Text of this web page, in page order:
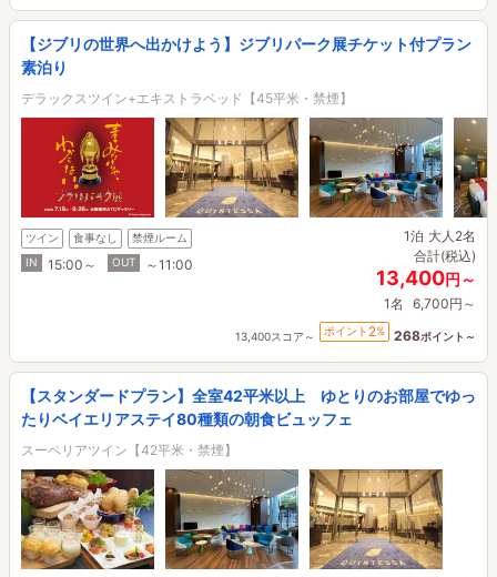
【ジブリの世界へ出かけよう】ジブリパーク展チケット付プラン
素泊り
デラックスツイン+エキストラベッド【45平米・禁煙】
ツイン 食事なし
禁煙ルーム
IN
15:00～ OUT ～11:00
1泊 大人2名
合計(税込)
13,400円～
1名 6,700円～
13,400スコア～ ポイント 2% 268ポイント～
【スタンダードプラン】全室42平米以上 ゆとりのお部屋でゆっ
たりベイエリアステイ80種類の朝食ビュッフェ
スーペリアツイン【42平米・禁煙】